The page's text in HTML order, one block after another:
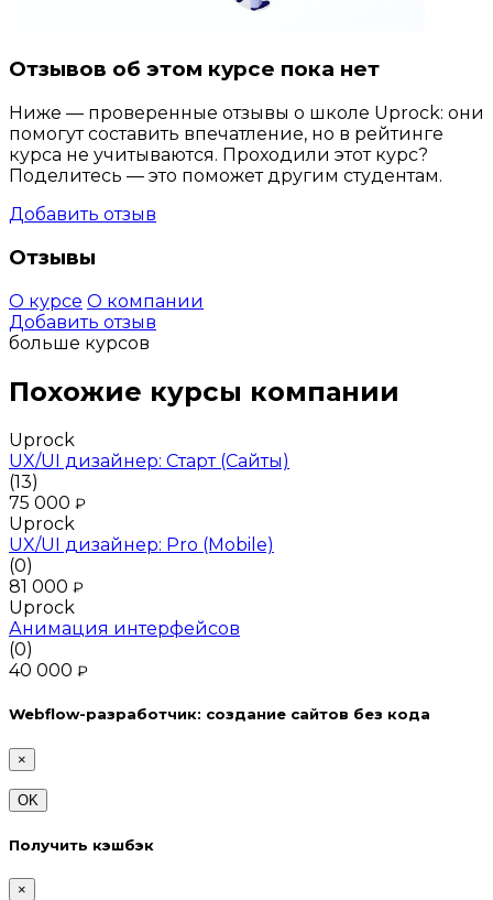
Отзывов об этом курсе пока нет
Ниже — проверенные отзывы о школе Uprock: они
помогут составить впечатление, но в рейтинге
курса не учитываются. Проходили этот курс?
Поделитесь — это поможет другим студентам.
Добавить отзыв
Отзывы
О курсе О компании
Добавить отзыв
больше курсов
Похожие курсы компании
Uprock
UX/UI дизайнер: Старт (Сайты)
(13)
75 000 ₽
Uprock
UX/UI дизайнер: Pro (Mobile)
(0)
81 000 ₽
Uprock
Анимация интерфейсов
(0)
40 000 ₽
Webflow-разработчик: создание сайтов без кода
×
OK
Получить кэшбэк
×